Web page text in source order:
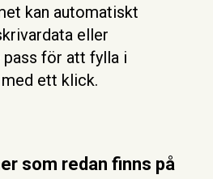
kan automatiskt
eller
för att fylla i
ett klick.
som redan finns på